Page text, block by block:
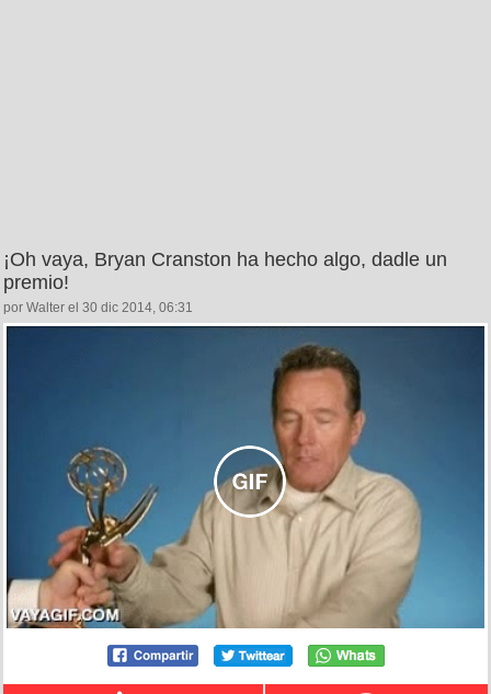
¡Oh vaya, Bryan Cranston ha hecho algo, dadle un
premio!
por Walter el 30 dic 2014, 06:31